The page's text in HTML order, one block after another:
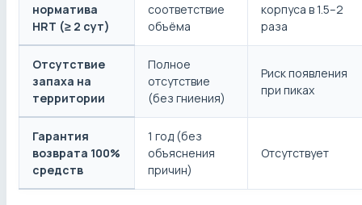
норматива
HRT (≥ 2 сут)
соответствие
объёма
корпуса в 1.5–2
раза
Отсутствие
запаха на
территории
Полное
отсутствие
(без гниения)
Риск появления
при пиках
Гарантия
возврата 100%
средств
1 год (без
объяснения
причин)
Отсутствует